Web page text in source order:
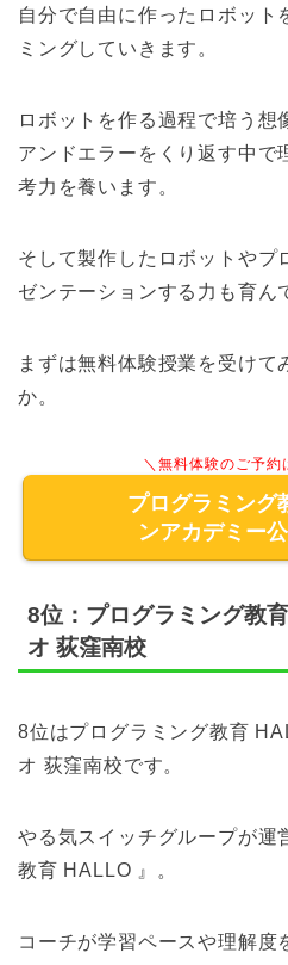
自分で自由に作ったロボット
ミングしていきます。
ロボットを作る過程で培う想
アンドエラーをくり返す中で
考力を養います。
そして製作したロボットやプ
ゼンテーションする力も育ん
まずは無料体験授業を受けて
か。
＼無料体験のご予約
プログラミング
ンアカデミー
8位：プログラミング教
オ 荻窪南校
8位はプログラミング教育
オ 荻窪南校です。
やる気スイッチグループが運
教育 HALLO 』。
コーチが学習ペースや理解度